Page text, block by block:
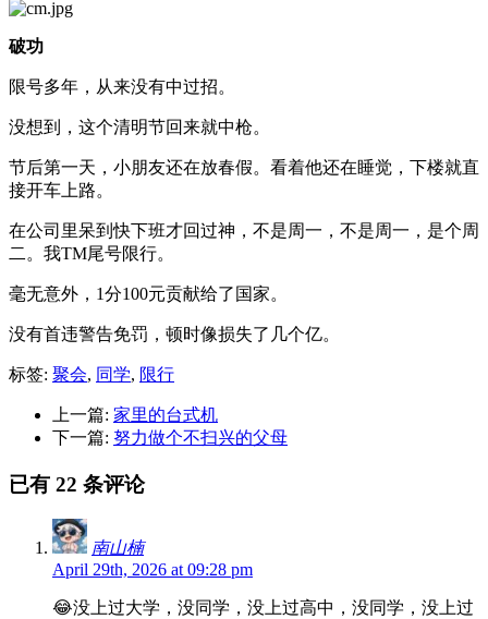
破功
限号多年，从来没有中过招。
没想到，这个清明节回来就中枪。
节后第一天，小朋友还在放春假。看着他还在睡觉，下楼就直
接开车上路。
在公司里呆到快下班才回过神，不是周一，不是周一，是个周
二。我TM尾号限行。
毫无意外，1分100元贡献给了国家。
没有首违警告免罚，顿时像损失了几个亿。
标签: 聚会, 同学, 限行
上一篇: 家里的台式机
下一篇: 努力做个不扫兴的父母
已有 22 条评论
南山楠
April 29th, 2026 at 09:28 pm
😂没上过大学，没同学，没上过高中，没同学，没上过